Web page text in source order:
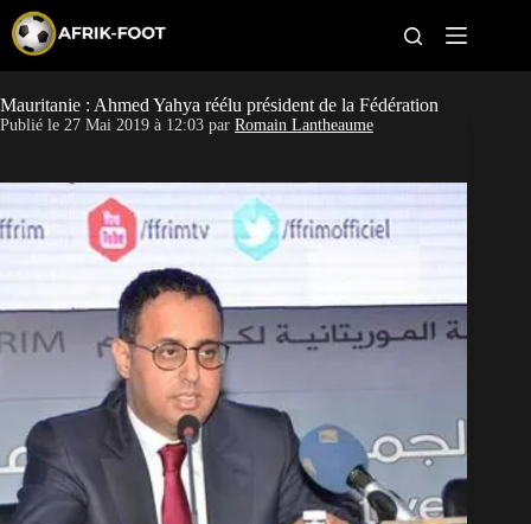
p
t
o
c
n
e
n
CAN féminine
Pays
Classement
Mauritanie : Ahmed Yahya réélu président de la Fédération
Publié le 27 Mai 2019 à 12:03 par Romain Lantheaume